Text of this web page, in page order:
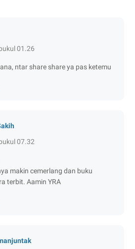
01.26
ntar share share ya pas ketemu
07.32
makin cemerlang dan buku
terbit. Aamin YRA